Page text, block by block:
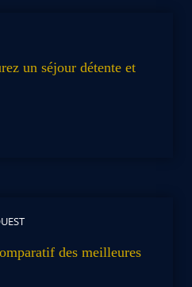
un séjour détente et
des meilleures